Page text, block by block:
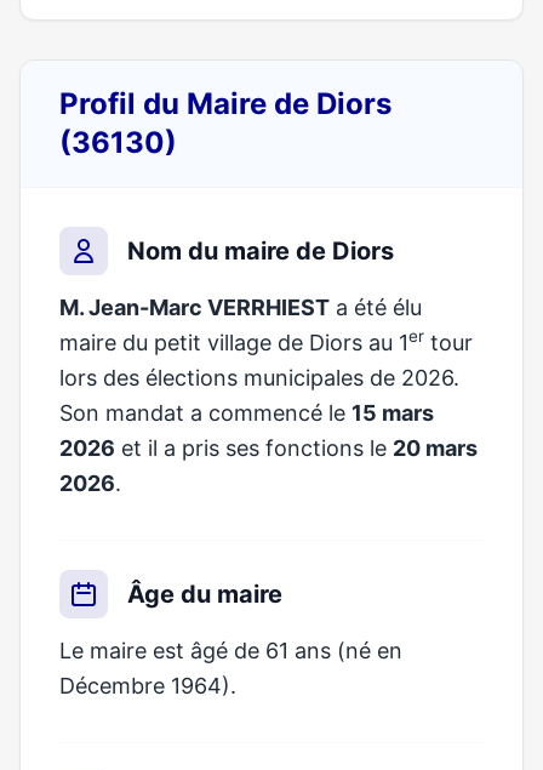
Profil du Maire de Diors
(36130)
Nom du maire de Diors
M. Jean-Marc VERRHIEST a été élu
maire du petit village de Diors au 1er tour
lors des élections municipales de 2026.
Son mandat a commencé le 15 mars
2026 et il a pris ses fonctions le 20 mars
2026.
Âge du maire
Le maire est âgé de 61 ans (né en
Décembre 1964).